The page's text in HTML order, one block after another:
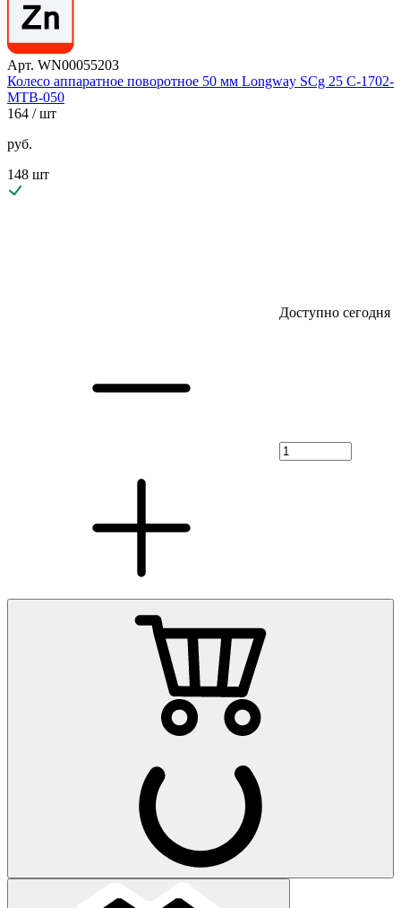
Арт. WN00055203
Колесо аппаратное поворотное 50 мм Longway SCg 25 C-1702-
MTB-050
164 / шт
руб.
148 шт
Доступно сегодня